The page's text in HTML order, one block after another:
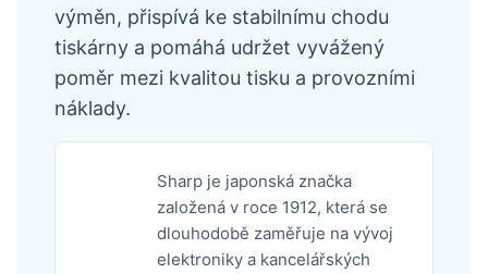
výměn, přispívá ke stabilnímu chodu
tiskárny a pomáhá udržet vyvážený
poměr mezi kvalitou tisku a provozními
náklady.
Sharp je japonská značka
založená v roce 1912, která se
dlouhodobě zaměřuje na vývoj
elektroniky a kancelářských